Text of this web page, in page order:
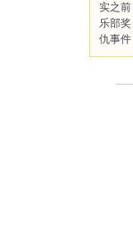
实之前
乐部奖
仇事件